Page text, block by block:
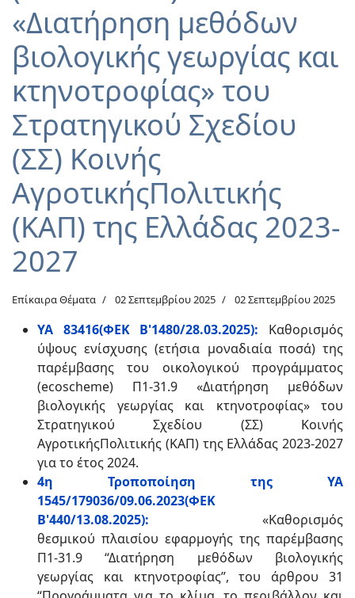
«Διατήρηση μεθόδων
βιολογικής γεωργίας και
κτηνοτροφίας» του
Στρατηγικού Σχεδίου
(ΣΣ) Κοινής
ΑγροτικήςΠολιτικής
(ΚΑΠ) της Ελλάδας 2023-
2027
Επίκαιρα Θέματα 02 Σεπτεμβρίου 2025 02 Σεπτεμβρίου 2025
ΥΑ 83416(ΦΕΚ Β'1480/28.03.2025): Καθορισμός
ύψους ενίσχυσης (ετήσια μοναδιαία ποσά) της
παρέμβασης του οικολογικού προγράμματος
(ecoscheme) Π1-31.9 «Διατήρηση μεθόδων
βιολογικής γεωργίας και κτηνοτροφίας» του
Στρατηγικού Σχεδίου (ΣΣ) Κοινής
ΑγροτικήςΠολιτικής (ΚΑΠ) της Ελλάδας 2023-2027
για το έτος 2024.
4η Τροποποίηση της ΥΑ
1545/179036/09.06.2023(ΦΕΚ
Β'440/13.08.2025): «Καθορισμός
θεσμικού πλαισίου εφαρμογής της παρέμβασης
Π1-31.9 “Διατήρηση μεθόδων βιολογικής
γεωργίας και κτηνοτροφίας”, του άρθρου 31